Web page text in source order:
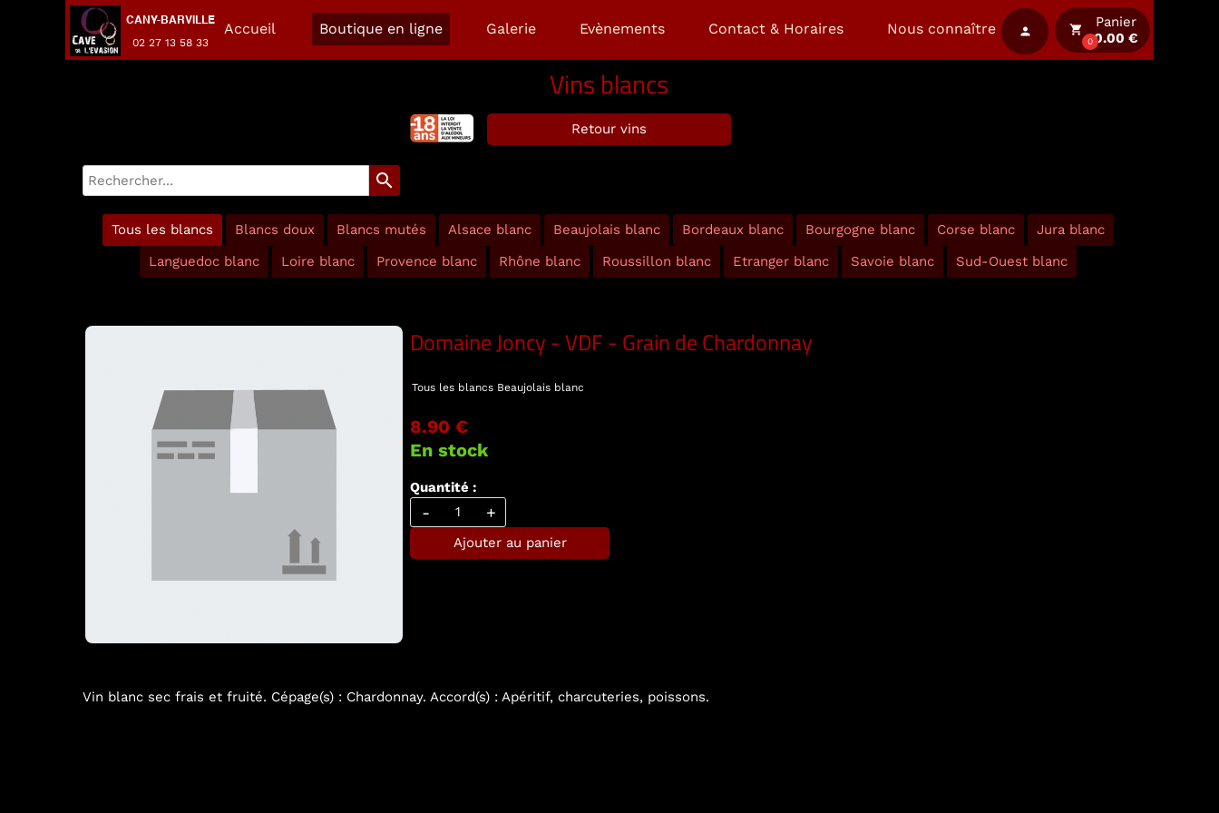
Accueil Boutique en ligne Galerie Evènements Contact & Horaires Nous connaître local_grocery_store
0
Panier
0.00 €
person
CANY-BARVILLE
02 27 13 58 33
Vins blancs
Retour vins
search
Tous les blancs Blancs doux Blancs mutés Alsace blanc Beaujolais blanc Bordeaux blanc Bourgogne blanc Corse blanc
Jura blanc
Languedoc blanc
Loire blanc Provence blanc Rhône blanc Roussillon blanc Etranger blanc Savoie blanc Sud-Ouest blanc
Domaine Joncy - VDF - Grain de Chardonnay
Tous les blancs Beaujolais blanc
8.90 €
En stock
Quantité :
- +
Ajouter au panier
Vin blanc sec frais et fruité. Cépage(s) : Chardonnay. Accord(s) : Apéritif, charcuteries, poissons.